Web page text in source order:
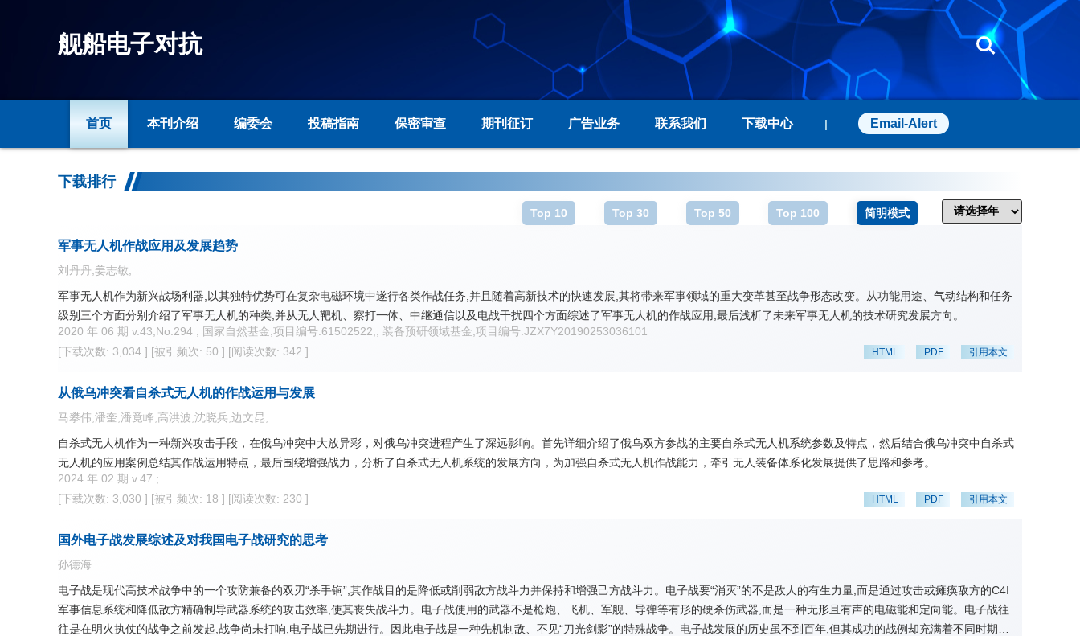
舰船电子对抗
首页 本刊介绍 编委会 投稿指南 保密审查 期刊征订 广告业务 联系我们 下载中心 | Email-Alert
下载排行
Top 10 Top 30 Top 50 Top 100 简明模式
军事无人机作战应用及发展趋势
刘丹丹;姜志敏;
军事无人机作为新兴战场利器,以其独特优势可在复杂电磁环境中遂行各类作战任务,并且随着高新技术的快速发展,其将带来军事领域的重大变革甚至战争形态改变。从功能用途、气动结构和任务
级别三个方面分别介绍了军事无人机的种类,并从无人靶机、察打一体、中继通信以及电战干扰四个方面综述了军事无人机的作战应用,最后浅析了未来军事无人机的技术研究发展方向。
2020 年 06 期 v.43;No.294 ; 国家自然基金,项目编号:61502522;; 装备预研领域基金,项目编号:JZX7Y20190253036101
[下载次数: 3,034 ] [被引频次: 50 ] [阅读次数: 342 ] HTML PDF 引用本文
从俄乌冲突看自杀式无人机的作战运用与发展
马攀伟;潘奎;潘竟峰;高洪波;沈晓兵;边文昆;
自杀式无人机作为一种新兴攻击手段，在俄乌冲突中大放异彩，对俄乌冲突进程产生了深远影响。首先详细介绍了俄乌双方参战的主要自杀式无人机系统参数及特点，然后结合俄乌冲突中自杀式
无人机的应用案例总结其作战运用特点，最后围绕增强战力，分析了自杀式无人机系统的发展方向，为加强自杀式无人机作战能力，牵引无人装备体系化发展提供了思路和参考。
2024 年 02 期 v.47 ;
[下载次数: 3,030 ] [被引频次: 18 ] [阅读次数: 230 ] HTML PDF 引用本文
国外电子战发展综述及对我国电子战研究的思考
孙德海
电子战是现代高技术战争中的一个攻防兼备的双刃“杀手锏”,其作战目的是降低或削弱敌方战斗力并保持和增强己方战斗力。电子战要“消灭”的不是敌人的有生力量,而是通过攻击或瘫痪敌方的C4I
军事信息系统和降低敌方精确制导武器系统的攻击效率,使其丧失战斗力。电子战使用的武器不是枪炮、飞机、军舰、导弹等有形的硬杀伤武器,而是一种无形且有声的电磁能和定向能。电子战往
往是在明火执仗的战争之前发起,战争尚未打响,电子战已先期进行。因此电子战是一种先机制敌、不见“刀光剑影”的特殊战争。电子战发展的历史虽不到百年,但其成功的战例却充满着不同时期战